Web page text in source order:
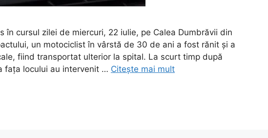
în cursul zilei de miercuri, 22 iulie, pe Calea Dumbrăvii din
un motociclist în vârstă de 30 de ani a fost rănit și a
fiind transportat ulterior la spital. La scurt timp după
fața locului au intervenit … Citește mai mult